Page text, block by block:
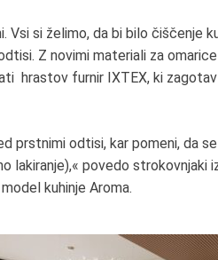
si želimo, da bi bilo čiščenje
Z novimi materiali za
hrastov furnir IXTEX, ki
prstnimi odtisi, kar pomeni, da
lakiranje),« povedo strokovnjaki
kuhinje Aroma.